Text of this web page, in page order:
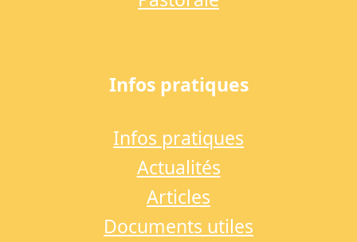
Infos pratiques
Infos pratiques
Actualités
Articles
Documents utiles